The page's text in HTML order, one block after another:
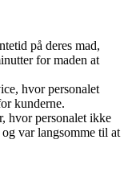
på deres mad,
for maden at
hvor personalet
kunderne.
hvor personalet ikke
var langsomme til at